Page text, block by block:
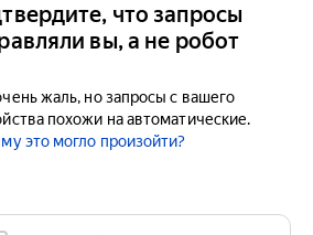
что запросы
вы, а не робот
жаль, но запросы с вашего
похожи на автоматические.
это могло произойти?